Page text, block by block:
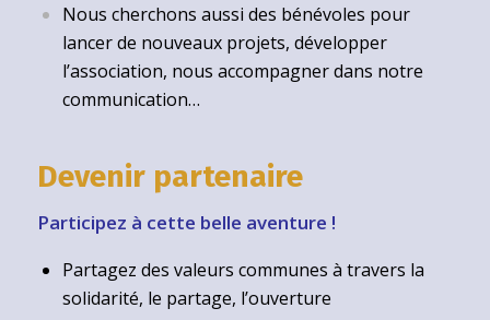
Nous cherchons aussi des bénévoles pour
lancer de nouveaux projets, développer
l’association, nous accompagner dans notre
communication…
Devenir partenaire
Participez à cette belle aventure !
Partagez des valeurs communes à travers la
solidarité, le partage, l’ouverture